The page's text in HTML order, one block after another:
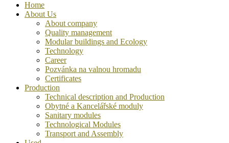
Home
About Us
About company
Quality management
Modular buildings and Ecology
Technology
Career
Pozvánka na valnou hromadu
Certificates
Production
Technical description and Production
Obytné a Kancelářské moduly
Sanitary modules
Technological Modules
Transport and Assembly